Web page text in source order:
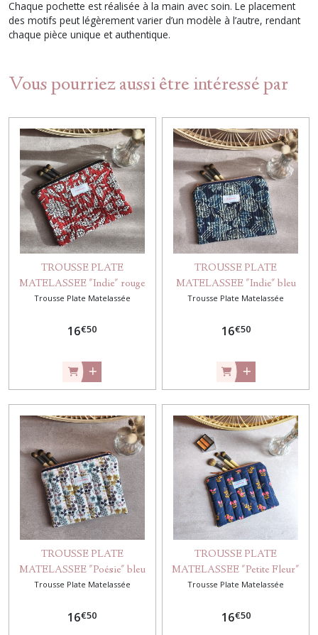
Chaque pochette est réalisée à la main avec soin. Le placement
des motifs peut légèrement varier d’un modèle à l’autre, rendant
chaque pièce unique et authentique.
Vous pourriez aussi être intéressé par
TROUSSE PLATE
MATELASSEE "Indie" rouge
Trousse Plate Matelassée
16€50
TROUSSE PLATE
MATELASSEE "Indie" bleu
marine
Trousse Plate Matelassée
16€50
TROUSSE PLATE
MATELASSEE "Poésie" bleu
Trousse Plate Matelassée
16€50
TROUSSE PLATE
MATELASSEE "Petite Fleur"
Bleu Marine
Trousse Plate Matelassée
16€50